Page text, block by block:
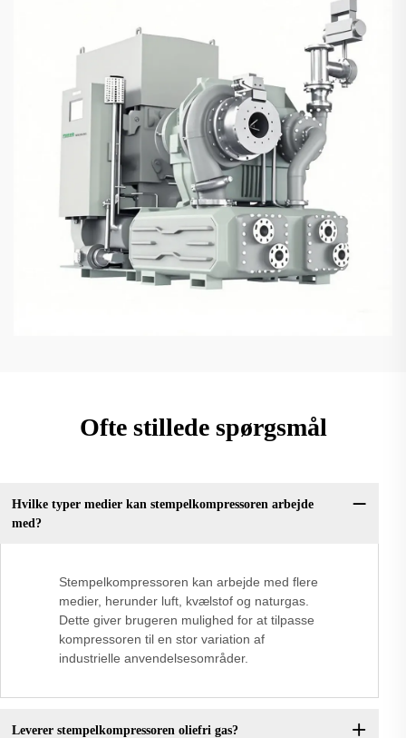
Ofte stillede spørgsmål
Hvilke typer medier kan stempelkompressoren arbejde
med?
Stempelkompressoren kan arbejde med flere
medier, herunder luft, kvælstof og naturgas.
Dette giver brugeren mulighed for at tilpasse
kompressoren til en stor variation af
industrielle anvendelsesområder.
Leverer stempelkompressoren oliefri gas?